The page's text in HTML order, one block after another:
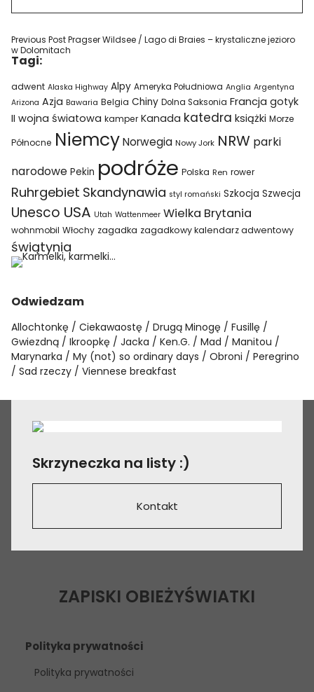
Previous PostPragser Wildsee / Lago di Braies – krystaliczne jezioro
w Dolomitach
Tagi:
adwent Alaska Highway Alpy Ameryka Południowa Anglia Argentyna
Arizona Azja Bawaria Belgia Chiny Dolna Saksonia Francja gotyk
II wojna światowa kamper Kanada katedra książki Morze
Północne Niemcy Norwegia Nowy Jork NRW parki
narodowe Pekin podróże Polska Ren rower
Ruhrgebiet Skandynawia styl romański Szkocja Szwecja
Unesco USA Utah Wattenmeer Wielka Brytania
wohnmobil Włochy zagadka zagadkowy kalendarz adwentowy
świątynia
Odwiedzam
Allochtonkę Ciekawaostę Drugą Minogę
Fusillę
Gwiezdną
Ikroopkę Jacka Ken.G. Mad
Manitou
Marynarka
My (not) so ordinary days Obroni
Peregrino
Sad rzeczy
Viennese breakfast
Skrzyneczka na listy :)
Kontakt
ZAPISKI OBIEŻYŚWIATKI
Polityka prywatności
Polityka prywatności